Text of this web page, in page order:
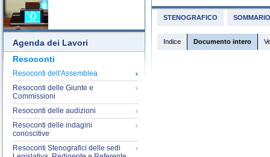
Agenda dei Lavori
Resoconti
Resoconti dell'Assemblea
Resoconti delle Giunte e
Commissioni
Resoconti delle audizioni
Resoconti delle indagini
conoscitive
Resoconti Stenografici delle sedi
STENOGRAFICO SOMMARIO
Indice Documento intero